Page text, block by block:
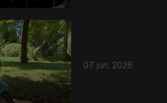
07 jun. 2026